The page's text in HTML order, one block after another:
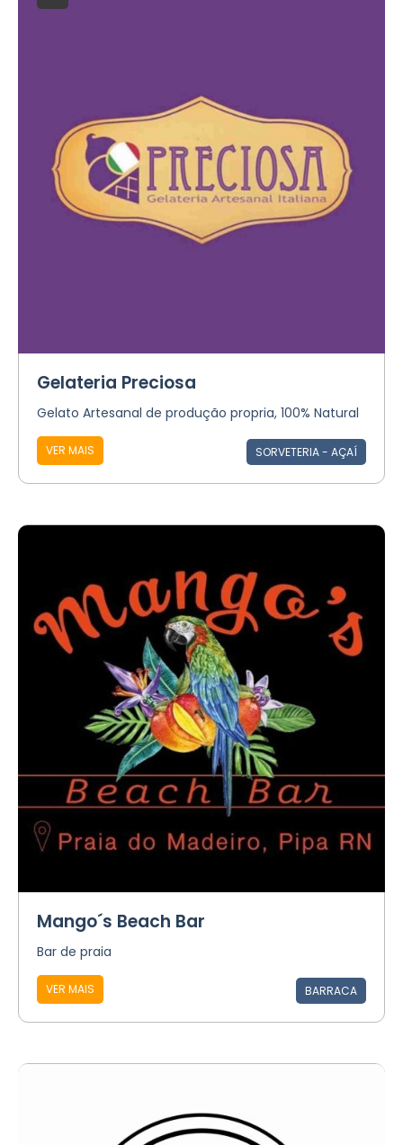
Gelateria Preciosa
Gelato Artesanal de produção propria, 100% Natural
VER MAIS SORVETERIA - AÇAÍ
Mango´s Beach Bar
Bar de praia
VER MAIS BARRACA